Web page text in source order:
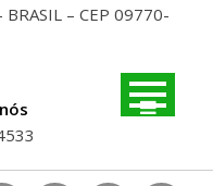
– CEP 09770-